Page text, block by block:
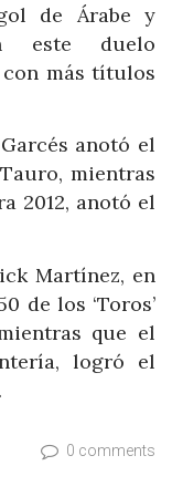
de Árabe y
este duelo
más títulos
anotó el
mientras
2012, anotó el
Martínez, en
de los ‘Toros’
que el
logró el
0 comments